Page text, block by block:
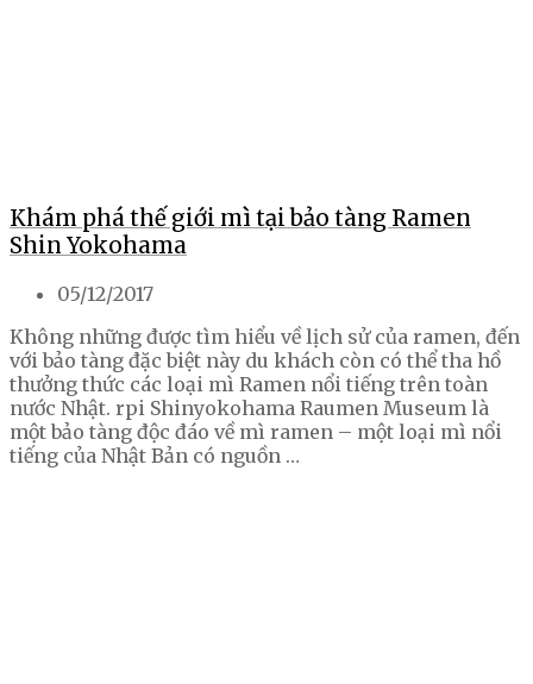
Khám phá thế giới mì tại bảo tàng Ramen
Shin Yokohama
05/12/2017
Không những được tìm hiểu về lịch sử của ramen, đến
với bảo tàng đặc biệt này du khách còn có thể tha hồ
thưởng thức các loại mì Ramen nổi tiếng trên toàn
nước Nhật. rpi Shinyokohama Raumen Museum là
một bảo tàng độc đáo về mì ramen – một loại mì nổi
tiếng của Nhật Bản có nguồn …